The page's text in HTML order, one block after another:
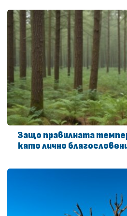
Защо правилната
като лично